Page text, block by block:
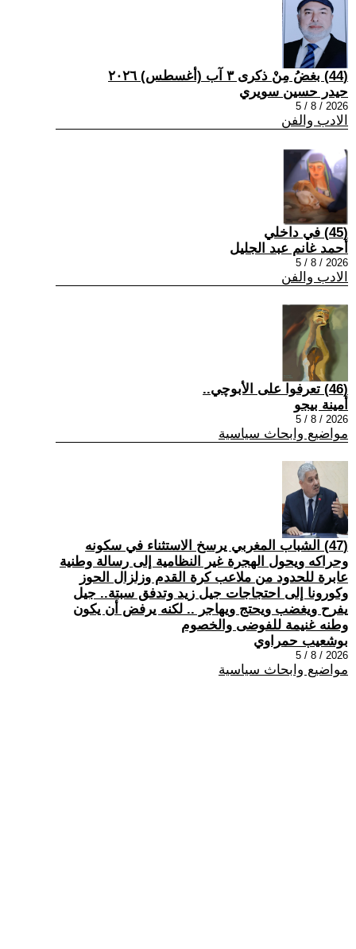
(44) بغضُ مِنْ ذكرى ٣ آب (أغسطس) ٢٠٢٦
حيدر حسين سويري
2026 / 8 / 5
الادب والفن
(45) في داخلي
أحمد غانم عبد الجليل
2026 / 8 / 5
الادب والفن
(46) تعرفوا على الأبوچي..
أمينة بيجو
2026 / 8 / 5
مواضيع وابحاث سياسية
(47) الشباب المغربي يرسخ الاستثناء في سكونه
وحراكه ويحول الهجرة غير النظامية إلى رسالة وطنية
عابرة للحدود من ملاعب كرة القدم وزلزال الحوز
وكورونا إلى احتجاجات جيل زيد وتدفق سبتة.. جيل
يفرح ويغضب ويحتج ويهاجر .. لكنه يرفض أن يكون
وطنه غنيمة للفوضى والخصوم
بوشعيب حمراوي
2026 / 8 / 5
مواضيع وابحاث سياسية